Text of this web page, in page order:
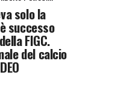
solo la
successo
FIGC.
del calcio